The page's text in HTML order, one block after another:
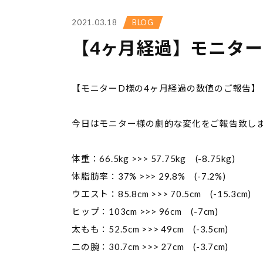
2021.03.18 BLOG
【4ヶ月経過】モニタ
【モニターD様の4ヶ月経過の数値のご報告】
今日はモニター様の劇的な変化をご報告致し
体重：66.5kg >>> 57.75kg (-8.75kg)
体脂肪率：37% >>> 29.8% (-7.2%)
ウエスト：85.8cm >>> 70.5cm (-15.3cm)
ヒップ：103cm >>> 96cm (-7cm)
太もも：52.5cm >>> 49cm (-3.5cm)
二の腕：30.7cm >>> 27cm (-3.7cm)